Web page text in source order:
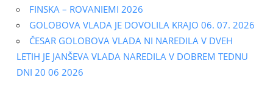
FINSKA – ROVANIEMI 2026
GOLOBOVA VLADA JE DOVOLILA KRAJO 06. 07. 2026
ČESAR GOLOBOVA VLADA NI NAREDILA V DVEH
LETIH JE JANŠEVA VLADA NAREDILA V DOBREM TEDNU
DNI 20 06 2026